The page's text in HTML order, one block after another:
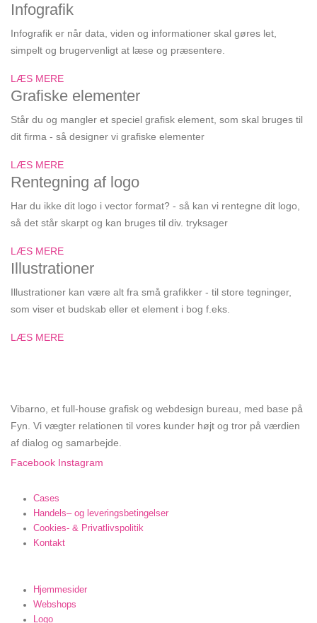
Infografik
Infografik er når data, viden og informationer skal gøres let,
simpelt og brugervenligt at læse og præsentere.
LÆS MERE
Grafiske elementer
Står du og mangler et speciel grafisk element, som skal bruges til
dit firma - så designer vi grafiske elementer
LÆS MERE
Rentegning af logo
Har du ikke dit logo i vector format? - så kan vi rentegne dit logo,
så det står skarpt og kan bruges til div. tryksager
LÆS MERE
Illustrationer
Illustrationer kan være alt fra små grafikker - til store tegninger,
som viser et budskab eller et element i bog f.eks.
LÆS MERE
Vibarno, et full-house grafisk og webdesign bureau, med base på
Fyn. Vi vægter relationen til vores kunder højt og tror på værdien
af dialog og samarbejde.
Facebook Instagram
Cases
Handels– og leveringsbetingelser
Cookies- & Privatlivspolitik
Kontakt
Hjemmesider
Webshops
Logo